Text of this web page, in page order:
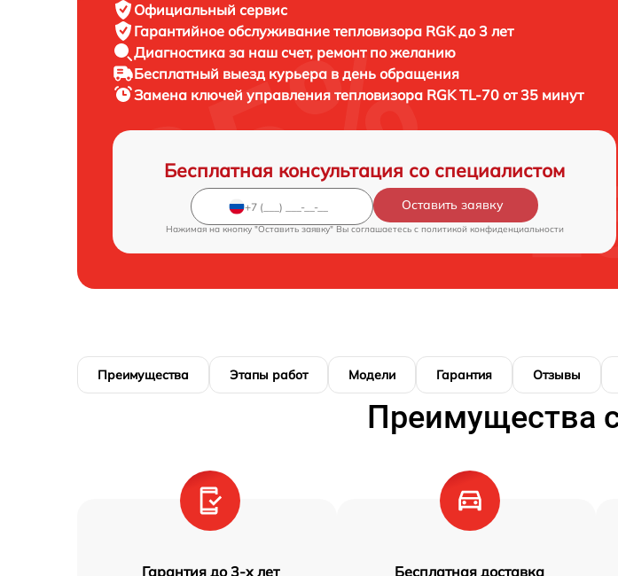
Официальный сервис
Гарантийное обслуживание тепловизора RGK до 3 лет
Диагностика за наш счет, ремонт по желанию
Бесплатный выезд курьера в день обращения
Замена ключей управления тепловизора RGK TL-70 от 35 минут
Бесплатная консультация со специалистом
Оставить заявку
Нажимая на кнопку "Оставить заявку" Вы соглашаетесь c политикой конфиденциальности
Преимущества Этапы работ Модели Гарантия Отзывы
Преимущества
Гарантия до 3-х лет Бесплатная доставка